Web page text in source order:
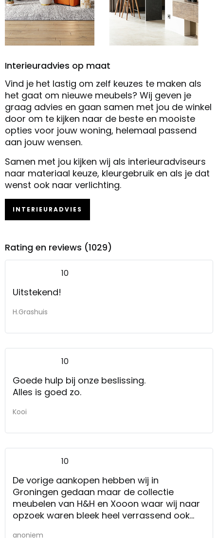
Interieuradvies op maat
Vind je het lastig om zelf keuzes te maken als
het gaat om nieuwe meubels? Wij geven je
graag advies en gaan samen met jou de winkel
door om te kijken naar de beste en mooiste
opties voor jouw woning, helemaal passend
aan jouw wensen.
Samen met jou kijken wij als interieuradviseurs
naar materiaal keuze, kleurgebruik en als je dat
wenst ook naar verlichting.
INTERIEURADVIES
Rating en reviews (1029)
10
Uitstekend!
H.Grashuis
10
Goede hulp bij onze beslissing.
Alles is goed zo.
Kooi
10
De vorige aankopen hebben wij in
Groningen gedaan maar de collectie
meubelen van H&H en Xooon waar wij naar
opzoek waren bleek heel verrassend ook
anoniem